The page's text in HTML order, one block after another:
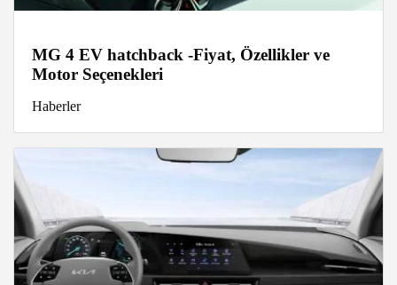
MG 4 EV hatchback -Fiyat, Özellikler ve
Motor Seçenekleri
Haberler